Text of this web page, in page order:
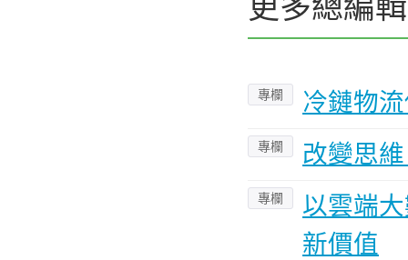
更多總編
專欄 冷鏈物
專欄 改變思
專欄
以雲端
新價值